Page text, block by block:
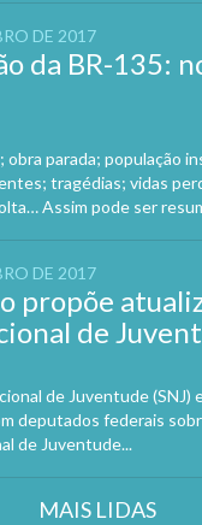
DE 2017
da BR-135:
obra parada; população
tragédias; vidas
Assim pode ser
DE 2017
propõe
de
de Juventude (SNJ)
deputados federais
de Juventude...
MAIS LIDAS